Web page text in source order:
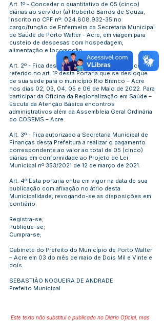
Art. 1º - Conceder o quantitativo de 05 (cinco)
diárias ao servidor (a) Roberto Barros de Souza,
inscrito no CPF nº: 024.808.932-35 no
cargo/função de Enfermeira da Secretaria Municipal
de Saúde de Porto Walter - Acre, em viagem para
custeio de despesas com hospedagem,
alimentação e locomoção.
Art. 2º - Fica designado ao servidor (a) público, do
referido no art. 1º desta Portaria que se desloque
de sua sede para o município Rio Branco – Acre
nos dias 02, 03, 04, 05 e 06 de Maio de 2022. Para
participar da Oficina da Regionalização em Saúde –
Escuta da Atenção Básica encontros
administrativos além da Assembleia Geral Ordinária
do COSEMS – Acre.
Art. 3º - Fica autorizado a Secretaria Municipal de
Finanças desta Prefeitura a realizar o pagamento
correspondente ao valor ao total de 05 (cinco)
diárias em conformidade ao Projeto de Lei
Municipal nº 353/2021 de 12 de março de 2021.
Art. 4º Esta portaria entra em vigor na data de sua
publicação com afixação no átrio desta
Municipalidade, revogando-se as disposições em
contrário.
Registra-se;
Publique-se;
Cumpra-se;
Gabinete do Prefeito do Município de Porto Walter
– Acre em 03 do mês de maio de Dois Mil e Vinte e
dois.
SEBASTIÃO NOGUEIRA DE ANDRADE
Prefeito Municipal
Este texto não substitui o publicado no Diário Oficial, mas